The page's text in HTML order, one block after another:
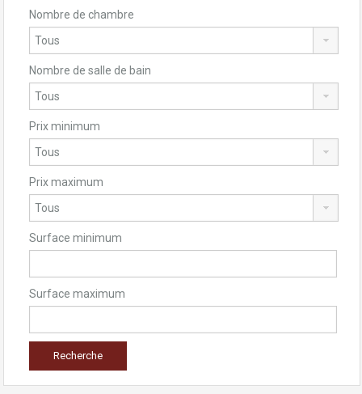
Nombre de chambre
Nombre de salle de bain
Prix minimum
Prix maximum
Surface minimum
Surface maximum